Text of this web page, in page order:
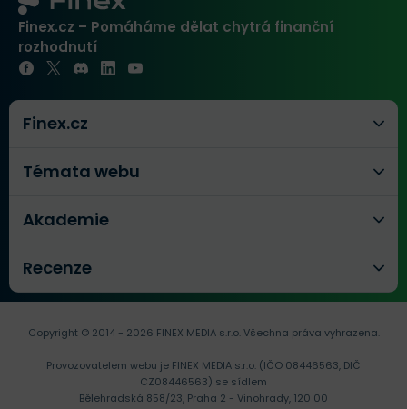
Finex.cz – Pomáháme dělat chytrá finanční
rozhodnutí
Finex.cz
Témata webu
Akademie
Recenze
Copyright © 2014 - 2026 FINEX MEDIA s.r.o.Všechna práva vyhrazena.
Provozovatelem webu je FINEX MEDIA s.r.o. (IČO 08446563, DIČ
CZ08446563) se sídlem
Bělehradská 858/23, Praha 2 - Vinohrady, 120 00